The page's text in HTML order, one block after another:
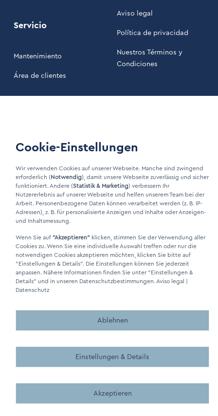
Servicio
Mantenimiento
Área de clientes
Aviso legal
Política de privacidad
Nuestros Términos y
Condiciones
DINO Dampferzeuger GmbH - Generadores de vapor eléctricos
"Made in Germany" 2026
Made by BergMedia - Magento2 Design und Entwicklung aus
Cookie-Einstellungen
Wir verwenden Cookies auf unserer Webseite. Manche sind zwingend
erforderlich (Notwendig), damit unsere Webseite zuverlässig und sicher
funktioniert. Andere (Statistik & Marketing) verbessern Ihr
Nutzererlebnis auf unserer Webseite und helfen unserem Team bei der
Arbeit. Personenbezogene Daten können verarbeitet werden (z. B. IP-
Adressen), z. B. für personalisierte Anzeigen und Inhalte oder Anzeigen-
und Inhaltsmessung.
Wenn Sie auf "Akzeptieren" klicken, stimmen Sie der Verwendung aller
Cookies zu. Wenn Sie eine individuelle Auswahl treffen oder nur die
notwendigen Cookies akzeptieren möchten, klicken Sie bitte auf
"Einstellungen & Details". Die Einstellungen können Sie jederzeit
anpassen. Nähere Informationen finden Sie unter "Einstellungen &
Details" und in unseren Datenschutzbestimmungen.Aviso legal |
Datenschutz
Ablehnen
Einstellungen & Details
Akzeptieren